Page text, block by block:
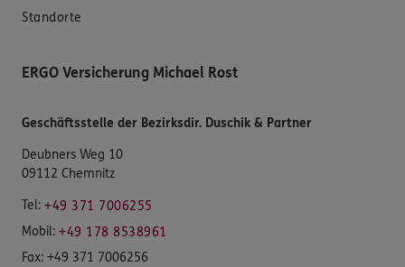
Standorte
ERGO Versicherung Michael Rost
Geschäftsstelle der Bezirksdir. Duschik & Partner
Deubners Weg 10
09112 Chemnitz
Tel: +49 371 7006255
Mobil: +49 178 8538961
Fax: +49 371 7006256